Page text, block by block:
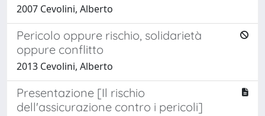
2007 Cevolini, Alberto
Pericolo oppure rischio, solidarietà
oppure conflitto
2013 Cevolini, Alberto
Presentazione [Il rischio
dell'assicurazione contro i pericoli]